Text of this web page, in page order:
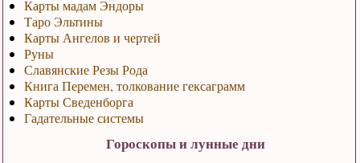
Карты мадам Эндоры
Таро Эльтины
Карты Ангелов и чертей
Руны
Славянские Резы Рода
Книга Перемен, толкование гексаграмм
Карты Сведенборга
Гадательные системы
Гороскопы и лунные дни